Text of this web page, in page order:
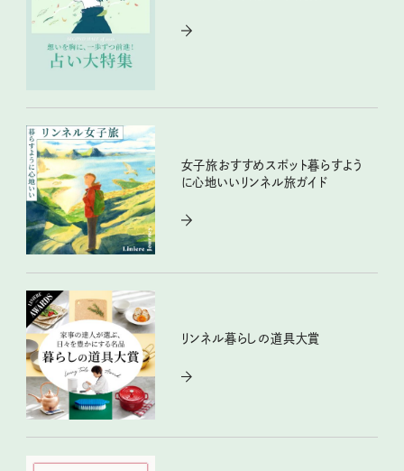
女子旅おすすめスポット暮らすよう
に心地いいリンネル旅ガイド
リンネル暮らしの道具大賞